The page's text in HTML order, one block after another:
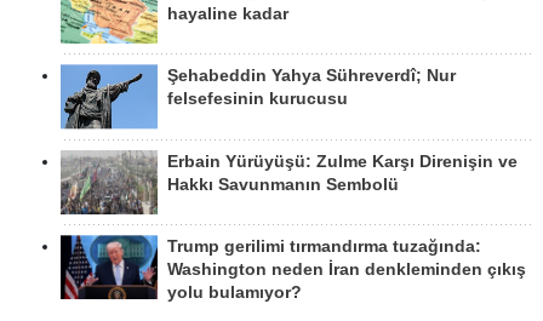
hayaline kadar
Şehabeddin Yahya Sühreverdî; Nur
felsefesinin kurucusu
Erbain Yürüyüşü: Zulme Karşı Direnişin ve
Hakkı Savunmanın Sembolü
Trump gerilimi tırmandırma tuzağında:
Washington neden İran denkleminden çıkış
yolu bulamıyor?